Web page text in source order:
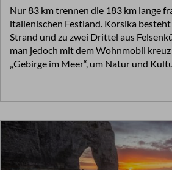
Nur 83 km trennen die 183 km lange
italienischen Festland. Korsika
Strand und zu zwei Drittel aus
man jedoch mit dem Wohnmobil
„Gebirge im Meer“, um Natur und